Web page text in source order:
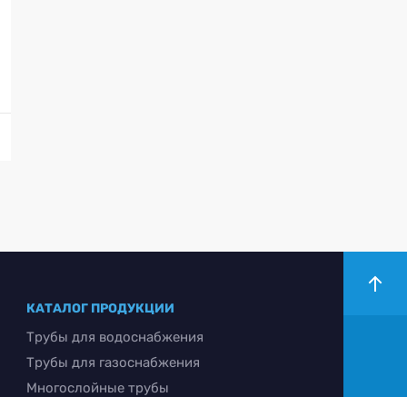
КАТАЛОГ ПРОДУКЦИИ
Трубы для водоснабжения
Трубы для газоснабжения
Многослойные трубы